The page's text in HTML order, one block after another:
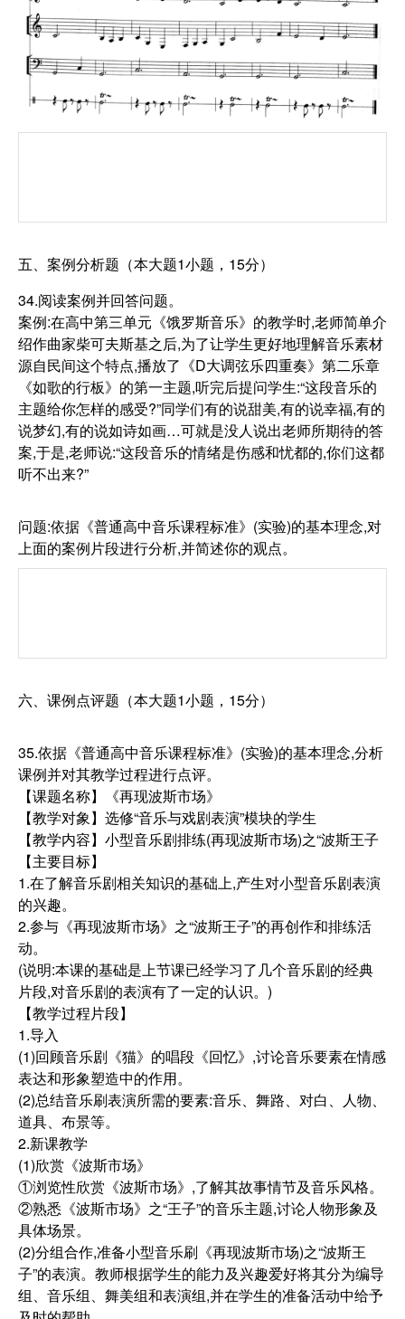
五、案例分析题（本大题1小题，15分）
34.阅读案例并回答问题。
案例:在高中第三单元《饿罗斯音乐》的教学时,老师简单介
绍作曲家柴可夫斯基之后,为了让学生更好地理解音乐素材
源自民间这个特点,播放了《D大调弦乐四重奏》第二乐章
《如歌的行板》的第一主题,听完后提问学生:“这段音乐的
主题给你怎样的感受?”同学们有的说甜美,有的说幸福,有的
说梦幻,有的说如诗如画…可就是没人说出老师所期待的答
案,于是,老师说:“这段音乐的情绪是伤感和忧都的,你们这都
听不出来?”
问题:依据《普通高中音乐课程标准》(实验)的基本理念,对
上面的案例片段进行分析,并简述你的观点。
六、课例点评题（本大题1小题，15分）
35.依据《普通高中音乐课程标准》(实验)的基本理念,分析
课例并对其教学过程进行点评。
【课题名称】《再现波斯市场》
【教学对象】选修“音乐与戏剧表演”模块的学生
【教学内容】小型音乐剧排练(再现波斯市场)之“波斯王子
【主要目标】
1.在了解音乐剧相关知识的基础上,产生对小型音乐剧表演
的兴趣。
2.参与《再现波斯市场》之“波斯王子”的再创作和排练活
动。
(说明:本课的基础是上节课已经学习了几个音乐剧的经典
片段,对音乐剧的表演有了一定的认识。)
【教学过程片段】
1.导入
(1)回顾音乐剧《猫》的唱段《回忆》,讨论音乐要素在情感
表达和形象塑造中的作用。
(2)总结音乐刷表演所需的要素:音乐、舞路、对白、人物、
道具、布景等。
2.新课教学
(1)欣赏《波斯市场》
①浏览性欣赏《波斯市场》,了解其故事情节及音乐风格。
②熟悉《波斯市场》之“王子”的音乐主题,讨论人物形象及
具体场景。
(2)分组合作,准备小型音乐刷《再现波斯市场)之“波斯王
子”的表演。教师根据学生的能力及兴趣爱好将其分为编导
组、音乐组、舞美组和表演组,并在学生的准备活动中给予